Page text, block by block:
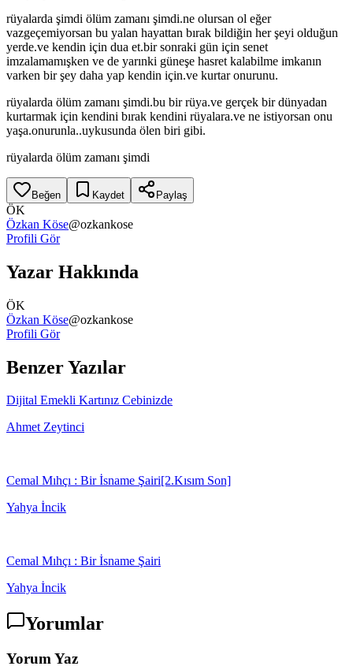
rüyalarda şimdi ölüm zamanı şimdi.ne olursan ol eğer
vazgeçemiyorsan bu yalan hayattan bırak bildiğin her şeyi olduğun
yerde.ve kendin için dua et.bir sonraki gün için senet
imzalamamışken ve de yarınki güneşe hasret kalabilme imkanın
varken bir şey daha yap kendin için.ve kurtar onurunu.
rüyalarda ölüm zamanı şimdi.bu bir rüya.ve gerçek bir dünyadan
kurtarmak için kendini bırak kendini rüyalara.ve ne istiyorsan onu
yaşa.onurunla..uykusunda ölen biri gibi.
rüyalarda ölüm zamanı şimdi
Beğen Kaydet Paylaş
ÖK
Özkan Köse@ozkankose
Profili Gör
Yazar Hakkında
ÖK
Özkan Köse@ozkankose
Profili Gör
Benzer Yazılar
Dijital Emekli Kartınız Cebinizde
Ahmet Zeytinci
Cemal Mıhçı : Bir İsname Şairi[2.Kısım Son]
Yahya İncik
Cemal Mıhçı : Bir İsname Şairi
Yahya İncik
Yorumlar
Yorum Yaz